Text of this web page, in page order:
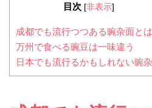
目次 [非表示]
成都でも流行つつある豌杂面と
万州で食べる豌豆は一味違う
日本でも流行るかもしれない豌